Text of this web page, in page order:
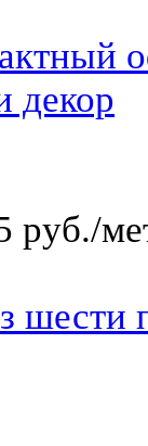
декор
руб./